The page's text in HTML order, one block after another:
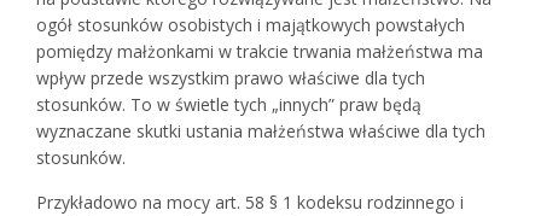
ogół stosunków osobistych i majątkowych powstałych
pomiędzy małżonkami w trakcie trwania małżeństwa ma
wpływ przede wszystkim prawo właściwe dla tych
stosunków. To w świetle tych „innych” praw będą
wyznaczane skutki ustania małżeństwa właściwe dla tych
stosunków.
Przykładowo na mocy art. 58 § 1 kodeksu rodzinnego i